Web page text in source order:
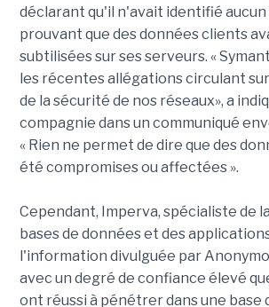
déclarant qu'il n'avait identifié
prouvant que des données clients
subtilisées sur ses serveurs. «
les récentes allégations circulant
de la sécurité de nos réseaux», a
compagnie dans un communiqué
« Rien ne permet de dire que des
été compromises ou affectées ».
Cependant, Imperva, spécialiste de
bases de données et des
l'information divulguée par
avec un degré de confiance élevé
ont réussi à pénétrer dans une base